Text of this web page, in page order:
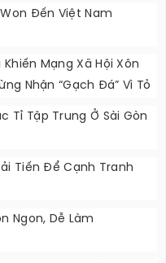
Đến Việt Nam
Khiến Mạng Xã Hội Xôn
Nhận “gạch Đá” Vì Tỏ
Tỉ Tập Trung Ở Sài Gòn
Tiến Để Cạnh Tranh
Ngon, Dễ Làm